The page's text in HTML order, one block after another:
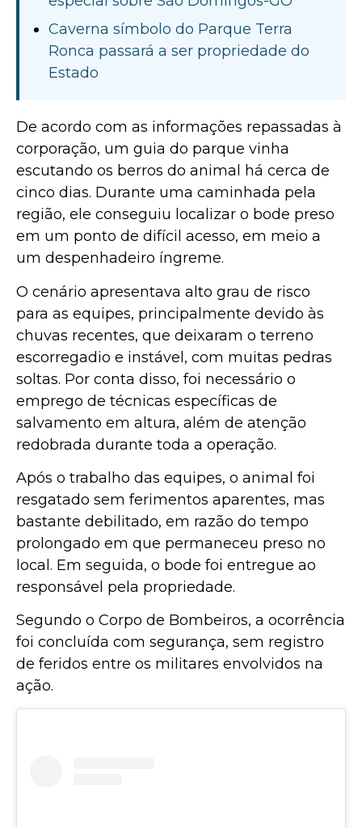
Caverna símbolo do Parque Terra
Ronca passará a ser propriedade do
Estado
De acordo com as informações repassadas à
corporação, um guia do parque vinha
escutando os berros do animal há cerca de
cinco dias. Durante uma caminhada pela
região, ele conseguiu localizar o bode preso
em um ponto de difícil acesso, em meio a
um despenhadeiro íngreme.
O cenário apresentava alto grau de risco
para as equipes, principalmente devido às
chuvas recentes, que deixaram o terreno
escorregadio e instável, com muitas pedras
soltas. Por conta disso, foi necessário o
emprego de técnicas específicas de
salvamento em altura, além de atenção
redobrada durante toda a operação.
Após o trabalho das equipes, o animal foi
resgatado sem ferimentos aparentes, mas
bastante debilitado, em razão do tempo
prolongado em que permaneceu preso no
local. Em seguida, o bode foi entregue ao
responsável pela propriedade.
Segundo o Corpo de Bombeiros, a ocorrência
foi concluída com segurança, sem registro
de feridos entre os militares envolvidos na
ação.